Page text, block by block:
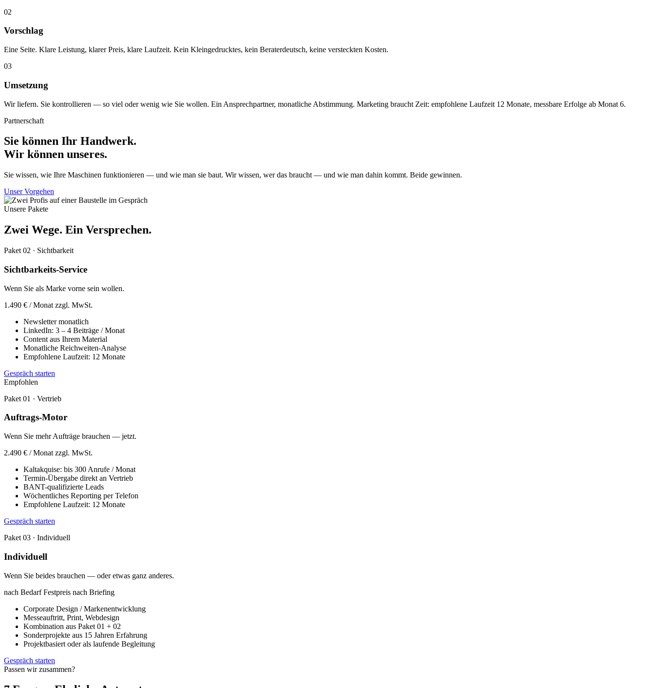
02
Vorschlag
Eine Seite. Klare Leistung, klarer Preis, klare Laufzeit. Kein Kleingedrucktes, kein Beraterdeutsch, keine versteckten Kosten.
03
Umsetzung
Wir liefern. Sie kontrollieren — so viel oder wenig wie Sie wollen. Ein Ansprechpartner, monatliche Abstimmung. Marketing braucht Zeit: empfohlene Laufzeit 12 Monate, messbare Erfolge ab Monat 6.
Partnerschaft
Sie können Ihr Handwerk.
Wir können unseres.
Sie wissen, wie Ihre Maschinen funktionieren — und wie man sie baut. Wir wissen, wer das braucht — und wie man dahin kommt. Beide gewinnen.
Unser Vorgehen
Unsere Pakete
Zwei Wege. Ein Versprechen.
Paket 02 · Sichtbarkeit
Sichtbarkeits-Service
Wenn Sie als Marke vorne sein wollen.
1.490 € / Monat zzgl. MwSt.
Newsletter monatlich
LinkedIn: 3 – 4 Beiträge / Monat
Content aus Ihrem Material
Monatliche Reichweiten-Analyse
Empfohlene Laufzeit: 12 Monate
Gespräch starten
Empfohlen
Paket 01 · Vertrieb
Auftrags-Motor
Wenn Sie mehr Aufträge brauchen — jetzt.
2.490 € / Monat zzgl. MwSt.
Kaltakquise: bis 300 Anrufe / Monat
Termin-Übergabe direkt an Vertrieb
BANT-qualifizierte Leads
Wöchentliches Reporting per Telefon
Empfohlene Laufzeit: 12 Monate
Gespräch starten
Paket 03 · Individuell
Individuell
Wenn Sie beides brauchen — oder etwas ganz anderes.
nach Bedarf Festpreis nach Briefing
Corporate Design / Markenentwicklung
Messeauftritt, Print, Webdesign
Kombination aus Paket 01 + 02
Sonderprojekte aus 15 Jahren Erfahrung
Projektbasiert oder als laufende Begleitung
Gespräch starten
Passen wir zusammen?